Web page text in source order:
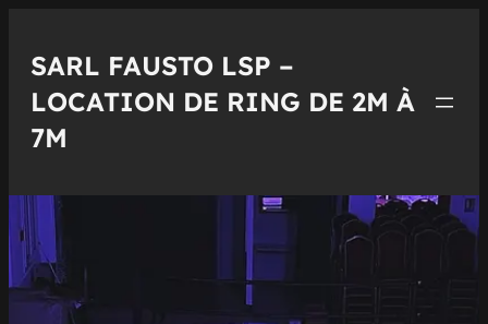
contenu
SARL FAUSTO LSP –
LOCATION DE RING DE 2M À
7M